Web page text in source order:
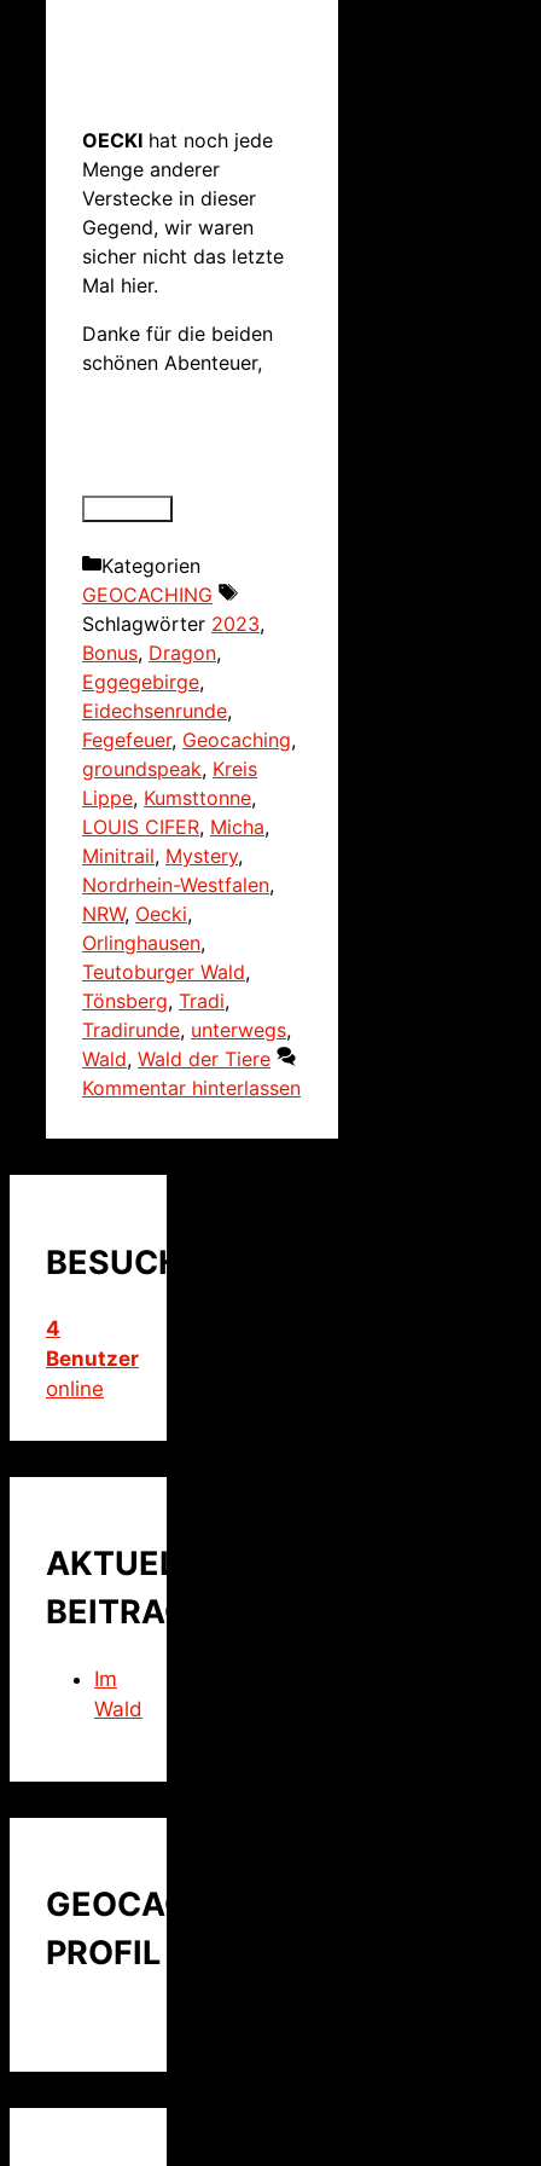
OECKI hat noch jede
Menge anderer
Verstecke in dieser
Gegend, wir waren
sicher nicht das letzte
Mal hier.
Danke für die beiden
schönen Abenteuer,
Kategorien
GEOCACHING
Schlagwörter 2023,
Bonus, Dragon,
Eggegebirge,
Eidechsenrunde,
Fegefeuer, Geocaching,
groundspeak, Kreis
Lippe, Kumsttonne,
LOUIS CIFER, Micha,
Minitrail, Mystery,
Nordrhein-Westfalen,
NRW, Oecki,
Orlinghausen,
Teutoburger Wald,
Tönsberg, Tradi,
Tradirunde, unterwegs,
Wald, Wald der Tiere
Kommentar hinterlassen
BESUCHER
4
Benutzer
online
AKTUELLER
BEITRAG
Im
Wald
GEOCACHING
PROFIL